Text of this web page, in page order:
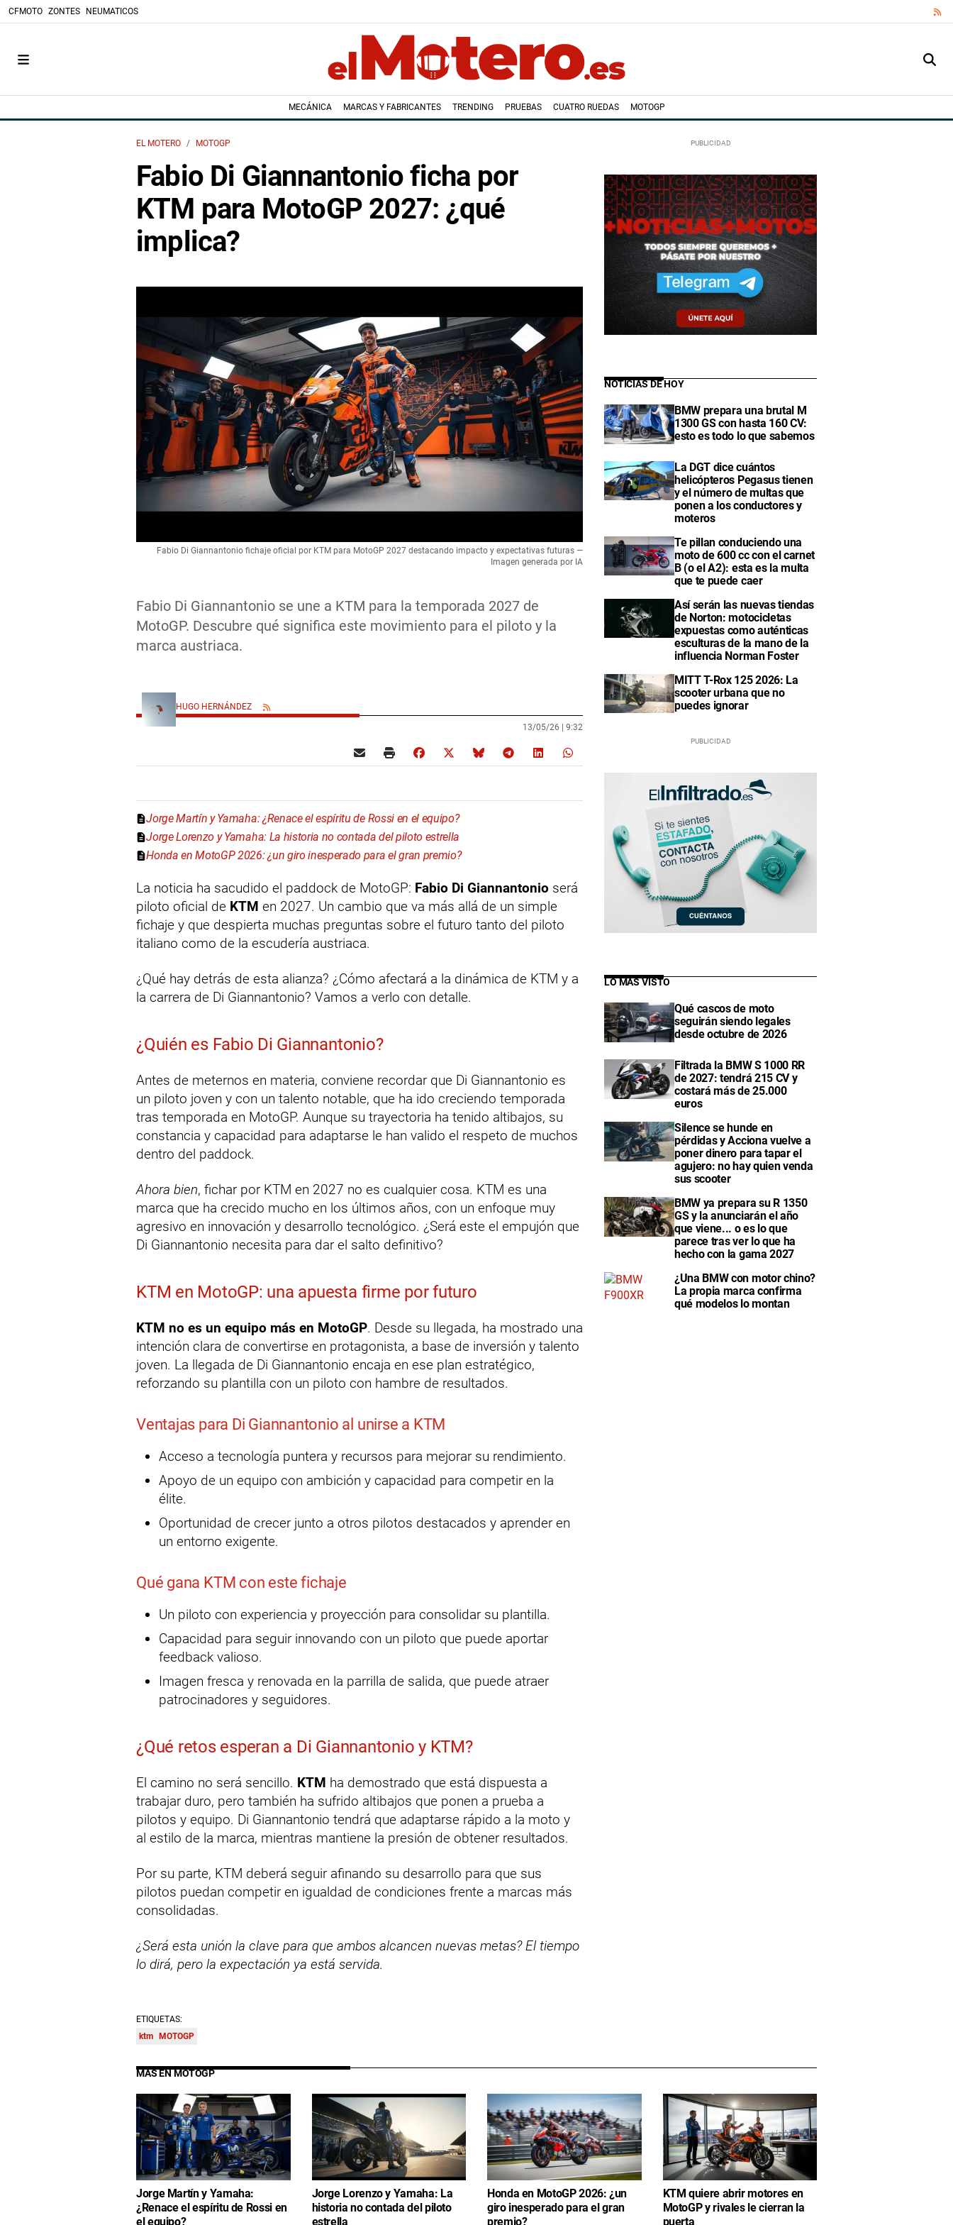
CFMOTO ZONTES NEUMATICOS
MECÁNICA MARCAS Y FABRICANTES TRENDING PRUEBAS CUATRO RUEDAS MOTOGP
EL MOTERO MOTOGP
Fabio Di Giannantonio ficha por
KTM para MotoGP 2027: ¿qué
implica?
Fabio Di Giannantonio se une a KTM para la temporada 2027 de
MotoGP. Descubre qué significa este movimiento para el piloto y la
marca austriaca.
Fabio Di Giannantonio fichaje oficial por KTM para MotoGP 2027 destacando impacto y expectativas futuras —
Imagen generada por IA
HUGO HERNÁNDEZ
13/05/26 | 9:32
Jorge Martín y Yamaha: ¿Renace el espíritu de Rossi en el equipo?
Jorge Lorenzo y Yamaha: La historia no contada del piloto estrella
Honda en MotoGP 2026: ¿un giro inesperado para el gran premio?
La noticia ha sacudido el paddock de MotoGP: Fabio Di Giannantonio será
piloto oficial de KTM en 2027. Un cambio que va más allá de un simple
fichaje y que despierta muchas preguntas sobre el futuro tanto del piloto
italiano como de la escudería austriaca.
¿Qué hay detrás de esta alianza? ¿Cómo afectará a la dinámica de KTM y a
la carrera de Di Giannantonio? Vamos a verlo con detalle.
¿Quién es Fabio Di Giannantonio?
Antes de meternos en materia, conviene recordar que Di Giannantonio es
un piloto joven y con un talento notable, que ha ido creciendo temporada
tras temporada en MotoGP. Aunque su trayectoria ha tenido altibajos, su
constancia y capacidad para adaptarse le han valido el respeto de muchos
dentro del paddock.
Ahora bien, fichar por KTM en 2027 no es cualquier cosa. KTM es una
marca que ha crecido mucho en los últimos años, con un enfoque muy
agresivo en innovación y desarrollo tecnológico. ¿Será este el empujón que
Di Giannantonio necesita para dar el salto definitivo?
KTM en MotoGP: una apuesta firme por futuro
KTM no es un equipo más en MotoGP. Desde su llegada, ha mostrado una
intención clara de convertirse en protagonista, a base de inversión y talento
joven. La llegada de Di Giannantonio encaja en ese plan estratégico,
reforzando su plantilla con un piloto con hambre de resultados.
Ventajas para Di Giannantonio al unirse a KTM
Acceso a tecnología puntera y recursos para mejorar su rendimiento.
Apoyo de un equipo con ambición y capacidad para competir en la
élite.
Oportunidad de crecer junto a otros pilotos destacados y aprender en
un entorno exigente.
Qué gana KTM con este fichaje
Un piloto con experiencia y proyección para consolidar su plantilla.
Capacidad para seguir innovando con un piloto que puede aportar
feedback valioso.
Imagen fresca y renovada en la parrilla de salida, que puede atraer
patrocinadores y seguidores.
¿Qué retos esperan a Di Giannantonio y KTM?
El camino no será sencillo. KTM ha demostrado que está dispuesta a
trabajar duro, pero también ha sufrido altibajos que ponen a prueba a
pilotos y equipo. Di Giannantonio tendrá que adaptarse rápido a la moto y
al estilo de la marca, mientras mantiene la presión de obtener resultados.
Por su parte, KTM deberá seguir afinando su desarrollo para que sus
pilotos puedan competir en igualdad de condiciones frente a marcas más
consolidadas.
¿Será esta unión la clave para que ambos alcancen nuevas metas? El tiempo
lo dirá, pero la expectación ya está servida.
ETIQUETAS:
ktm
MOTOGP
NOTICIAS DE HOY
BMW prepara una brutal M
1300 GS con hasta 160 CV:
esto es todo lo que sabemos
La DGT dice cuántos
helicópteros Pegasus tienen
y el número de multas que
ponen a los conductores y
moteros
Te pillan conduciendo una
moto de 600 cc con el carnet
B (o el A2): esta es la multa
que te puede caer
Así serán las nuevas tiendas
de Norton: motocicletas
expuestas como auténticas
esculturas de la mano de la
influencia Norman Foster
MITT T-Rox 125 2026: La
scooter urbana que no
puedes ignorar
LO MÁS VISTO
Qué cascos de moto
seguirán siendo legales
desde octubre de 2026
Filtrada la BMW S 1000 RR
de 2027: tendrá 215 CV y
costará más de 25.000
euros
Silence se hunde en
pérdidas y Acciona vuelve a
poner dinero para tapar el
agujero: no hay quien venda
sus scooter
BMW ya prepara su R 1350
GS y la anunciarán el año
que viene... o es lo que
parece tras ver lo que ha
hecho con la gama 2027
¿Una BMW con motor chino?
La propia marca confirma
qué modelos lo montan
MÁS EN MOTOGP
Jorge Martín y Yamaha:
¿Renace el espíritu de Rossi en
el equipo?
Jorge Lorenzo y Yamaha: La
historia no contada del piloto
estrella
Honda en MotoGP 2026: ¿un
giro inesperado para el gran
premio?
KTM quiere abrir motores en
MotoGP y rivales le cierran la
puerta